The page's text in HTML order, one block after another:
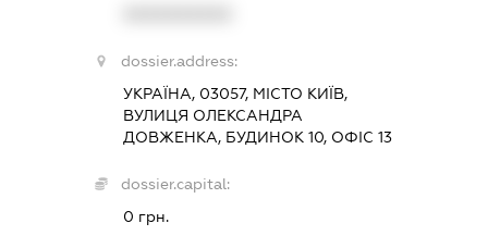
dossier.address:
УКРАЇНА, 03057, МІСТО КИЇВ,
ВУЛИЦЯ ОЛЕКСАНДРА
ДОВЖЕНКА, БУДИНОК 10, ОФІС 13
dossier.capital:
0 грн.